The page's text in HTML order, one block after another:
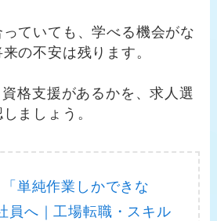
ていても、学べる機会がな
の不安は残ります。
格支援があるかを、求人選
ましょう。
「単純作業しかできな
員へ｜工場転職・スキル